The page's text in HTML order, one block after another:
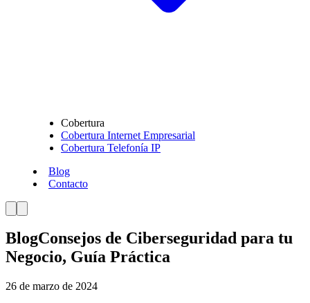
Cobertura
Cobertura Internet Empresarial
Cobertura Telefonía IP
Blog
Contacto
BlogConsejos de Ciberseguridad para tu
Negocio, Guía Práctica
26 de marzo de 2024